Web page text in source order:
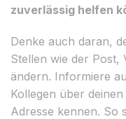
zuverlässig helfen
Denke auch daran,
Stellen wie der Post,
ändern. Informiere
Kollegen über
Adresse kennen. So